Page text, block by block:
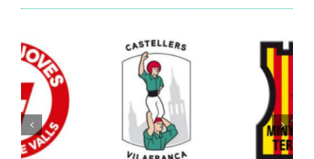
Els Castellers de Vilafranca unieixen tradició i
patrimoni en un viatge de colla a la Vall
d’Aran i a la Vall de Boí